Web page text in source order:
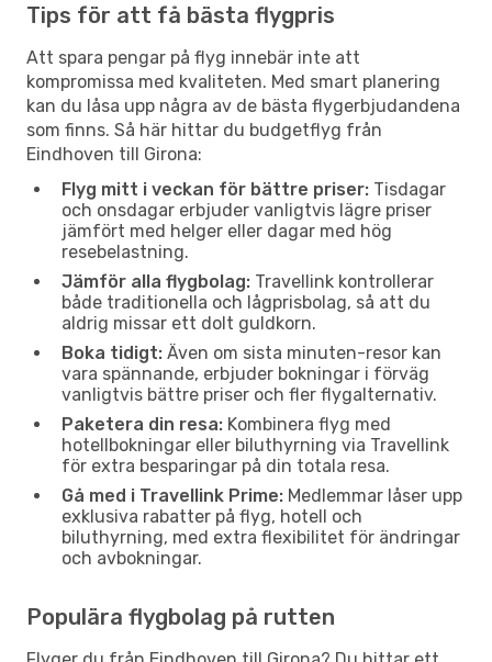
Tips för att få bästa flygpris
Att spara pengar på flyg innebär inte att
kompromissa med kvaliteten. Med smart planering
kan du låsa upp några av de bästa flygerbjudandena
som finns. Så här hittar du budgetflyg från
Eindhoven till Girona:
Flyg mitt i veckan för bättre priser: Tisdagar
och onsdagar erbjuder vanligtvis lägre priser
jämfört med helger eller dagar med hög
resebelastning.
Jämför alla flygbolag: Travellink kontrollerar
både traditionella och lågprisbolag, så att du
aldrig missar ett dolt guldkorn.
Boka tidigt: Även om sista minuten-resor kan
vara spännande, erbjuder bokningar i förväg
vanligtvis bättre priser och fler flygalternativ.
Paketera din resa: Kombinera flyg med
hotellbokningar eller biluthyrning via Travellink
för extra besparingar på din totala resa.
Gå med i Travellink Prime: Medlemmar låser upp
exklusiva rabatter på flyg, hotell och
biluthyrning, med extra flexibilitet för ändringar
och avbokningar.
Populära flygbolag på rutten